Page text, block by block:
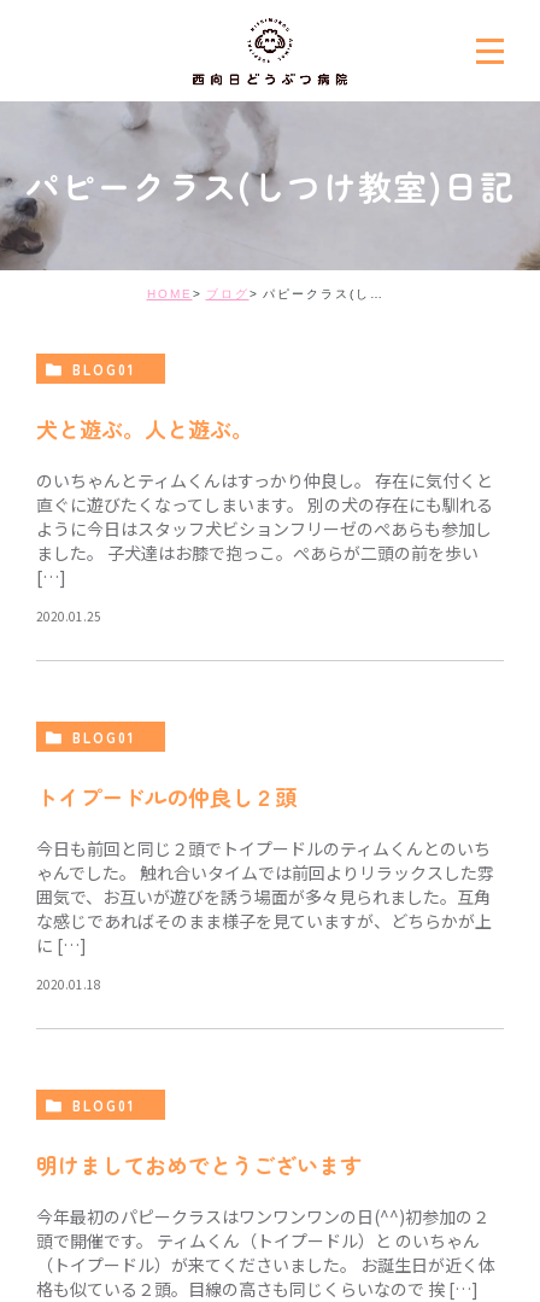
パピークラス(しつけ教室)日記
HOME ブログ パピークラス(しつけ教室)日記
BLOG01
犬と遊ぶ。人と遊ぶ。
のいちゃんとティムくんはすっかり仲良し。 存在に気付くと
直ぐに遊びたくなってしまいます。 別の犬の存在にも馴れる
ように今日はスタッフ犬ビションフリーゼのぺあらも参加し
ました。 子犬達はお膝で抱っこ。ぺあらが二頭の前を歩い
[…]
2020.01.25
BLOG01
トイプードルの仲良し２頭
今日も前回と同じ２頭でトイプードルのティムくんとのいち
ゃんでした。 触れ合いタイムでは前回よりリラックスした雰
囲気で、お互いが遊びを誘う場面が多々見られました。互角
な感じであればそのまま様子を見ていますが、どちらかが上
に […]
2020.01.18
BLOG01
明けましておめでとうございます
今年最初のパピークラスはワンワンワンの日(^^)初参加の２
頭で開催です。 ティムくん（トイプードル）と のいちゃん
（トイプードル）が来てくださいました。 お誕生日が近く体
格も似ている２頭。目線の高さも同じくらいなので 挨 […]